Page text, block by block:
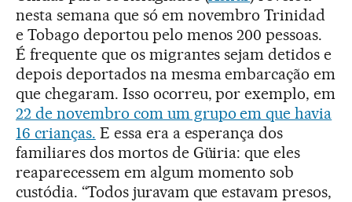
nesta semana que só em novembro Trinidad
e Tobago deportou pelo menos 200 pessoas.
É frequente que os migrantes sejam detidos e
depois deportados na mesma embarcação em
que chegaram. Isso ocorreu, por exemplo, em
22 de novembro com um grupo em que havia
16 crianças. E essa era a esperança dos
familiares dos mortos de Güiria: que eles
reaparecessem em algum momento sob
custódia. “Todos juravam que estavam presos,